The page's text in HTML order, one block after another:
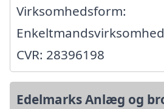
Virksomhedsform:
Enkeltmandsvirksomhed
CVR: 28396198
Edelmarks Anlæg og